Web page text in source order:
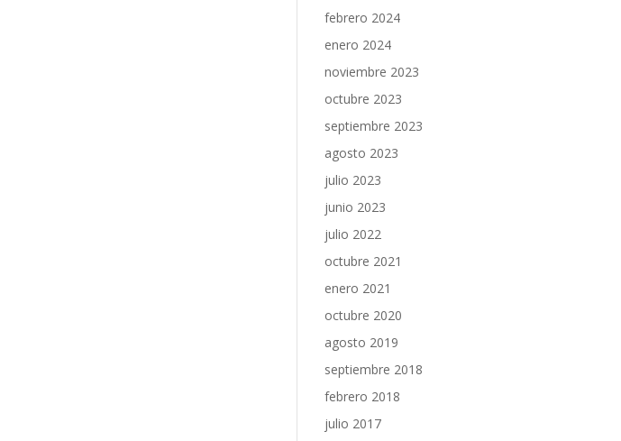
febrero 2024
enero 2024
noviembre 2023
octubre 2023
septiembre 2023
agosto 2023
julio 2023
junio 2023
julio 2022
octubre 2021
enero 2021
octubre 2020
agosto 2019
septiembre 2018
febrero 2018
julio 2017